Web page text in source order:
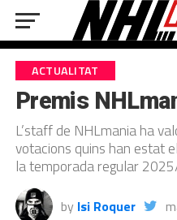
ACTUALITAT
Premis
L’staff de NHLmania ha
votacions quins han estat
la temporada regular
by Isi Roquer